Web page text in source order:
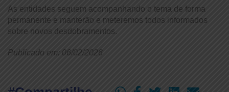
As entidades seguem acompanhando o tema de forma
permanente e manterão e meteremos todos informados
sobre novos desdobramentos.
Publicado em: 06/02/2026